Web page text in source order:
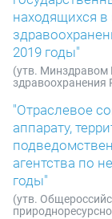
находящихся
2019 годы"
(утв. Минздравом
"Отраслевое
аппарату,
агентства по
годы"
(утв.